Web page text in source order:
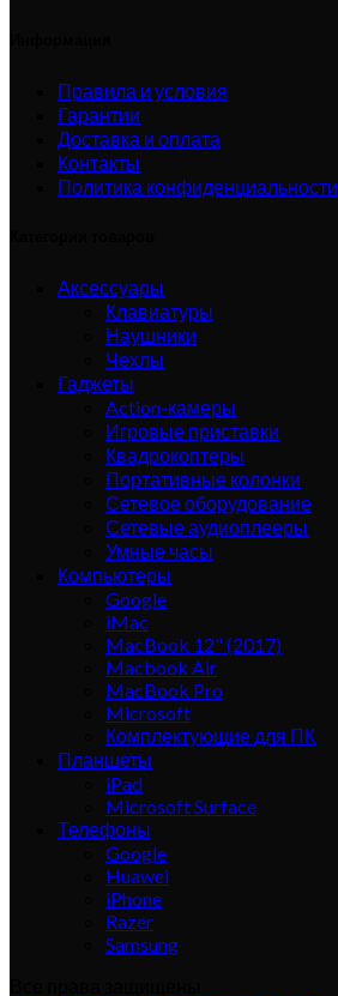
Правила и условия
Гарантии
Доставка и оплата
Контакты
Политика конфиденциальности
Аксессуары
Клавиатуры
Наушники
Чехлы
Гаджеты
Action-камеры
Игровые приставки
Квадрокоптеры
Портативные колонки
Сетевое оборудование
Сетевые аудиоплееры
Умные часы
Компьютеры
Google
iMac
MacBook 12" (2017)
Macbook Air
MacBook Pro
Microsoft
Комплектующие для ПК
Планшеты
iPad
Microsoft Surface
Телефоны
Google
Huawei
iPhone
Razer
Samsung